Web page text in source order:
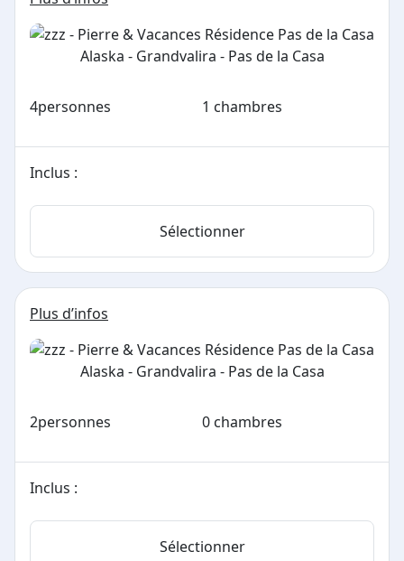
4personnes 1 chambres
Inclus :
Sélectionner
Plus d’infos
2personnes 0 chambres
Inclus :
Sélectionner